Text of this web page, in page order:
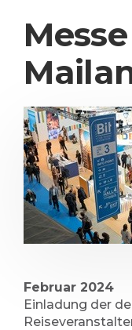
Februar 2024
Einladung der